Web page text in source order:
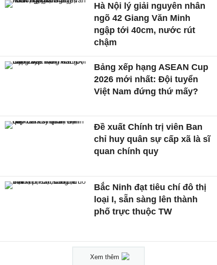
Hà Nội lý giải nguyên nhân
ngõ 42 Giang Văn Minh
ngập tới 40cm, nước rút
chậm
Bảng xếp hạng ASEAN Cup
2026 mới nhất: Đội tuyển
Việt Nam đứng thứ mấy?
Đề xuất Chính trị viên Ban
chỉ huy quân sự cấp xã là sĩ
quan chính quy
Bắc Ninh đạt tiêu chí đô thị
loại I, sẵn sàng lên thành
phố trực thuộc TW
Xem thêm